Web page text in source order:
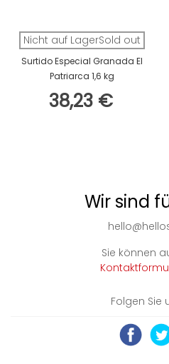
Nicht auf LagerSold out
Surtido Especial Granada El
Patriarca 1,6 kg
38,23 €
Wir sind
Sie können
Folgen Sie